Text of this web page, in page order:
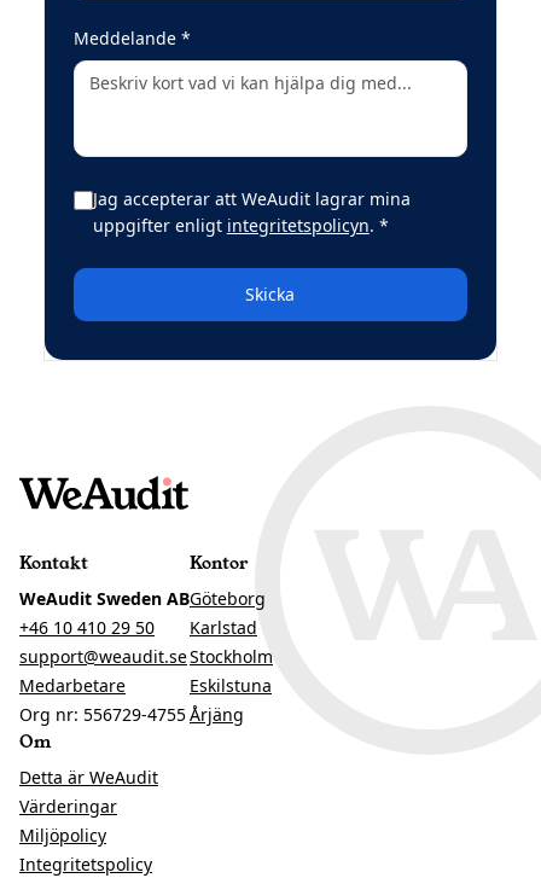
Meddelande *(obligatoriskt)
Jag accepterar att WeAudit lagrar mina
uppgifter enligt integritetspolicyn. *(obligatoriskt)
Skicka
Kontakt
WeAudit Sweden AB
+46 10 410 29 50
support@weaudit.se
Medarbetare
Org nr: 556729-4755
Kontor
Göteborg
Karlstad
Stockholm
Eskilstuna
Årjäng
Om
Detta är WeAudit
Värderingar
Miljöpolicy
Integritetspolicy